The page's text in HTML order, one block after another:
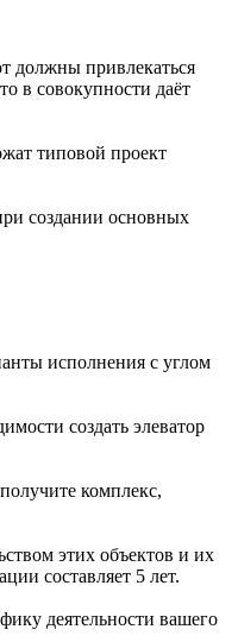
должны привлекаться
в совокупности даёт
типовой проект
создании основных
исполнения с углом
создать элеватор
комплекс,
этих объектов и их
составляет 5 лет.
деятельности вашего